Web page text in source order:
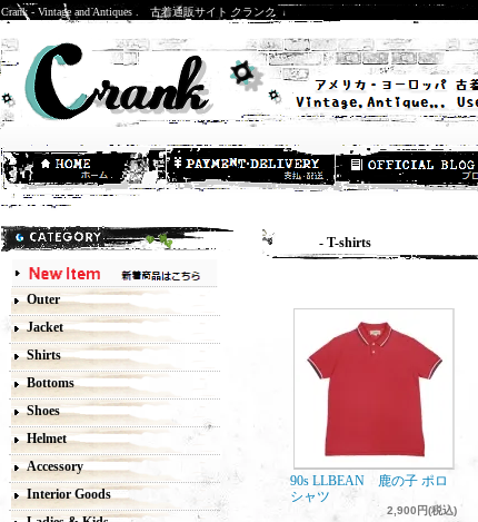
Crank - Vintage and Antiques . 古着通販サイト クランク
Outer
Jacket
Shirts
Bottoms
Shoes
Helmet
Accessory
Interior Goods
- T-shirts
90s LLBEAN 鹿の子 ポロ
シャツ
2,900円(税込)